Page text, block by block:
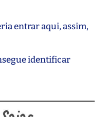
entrar aqui, assim,
identificar